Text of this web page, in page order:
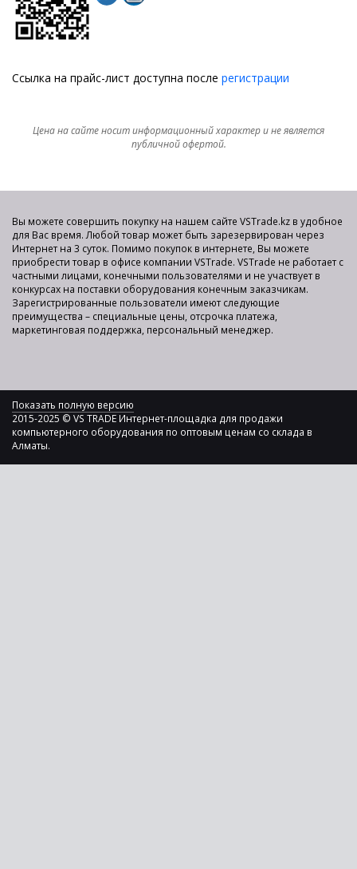
Ссылка на прайс-лист доступна после регистрации
Цена на сайте носит информационный характер и не является
публичной офертой.
Вы можете совершить покупку на нашем сайте VSTrade.kz в удобное
для Вас время. Любой товар может быть зарезервирован через
Интернет на 3 суток. Помимо покупок в интернете, Вы можете
приобрести товар в офисе компании VSTrade. VSTrade не работает с
частными лицами, конечными пользователями и не участвует в
конкурсах на поставки оборудования конечным заказчикам.
Зарегистрированные пользователи имеют следующие
преимущества – специальные цены, отсрочка платежа,
маркетинговая поддержка, персональный менеджер.
Показать полную версию
2015-2025 © VS TRADE Интернет-площадка для продажи
компьютерного оборудования по оптовым ценам со склада в
Алматы.